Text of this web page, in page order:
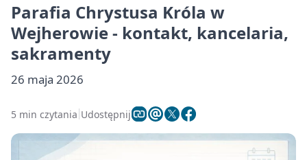
Parafia Chrystusa Króla w
Wejherowie - kontakt, kancelaria,
sakramenty
26 maja 2026
5 min czytania Udostępnij